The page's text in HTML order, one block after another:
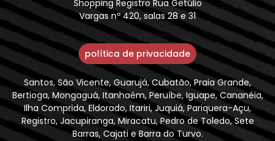
Shopping Registro Rua Getúlio
Vargas nº 420, salas 28 e 31
política de privacidade
Santos, São Vicente, Guarujá, Cubatão, Praia Grande,
Bertioga, Mongaguá, Itanhaém, Peruíbe, Iguape, Cananéia,
Ilha Comprida, Eldorado, Itariri, Juquiá, Pariquera-Açu,
Registro, Jacupiranga, Miracatu, Pedro de Toledo, Sete
Barras, Cajati e Barra do Turvo.